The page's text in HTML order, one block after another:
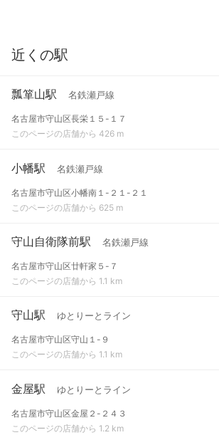
近くの駅
瓢箪山駅 名鉄瀬戸線
名古屋市守山区長栄１５-１７
このページの店舗から 426 m
小幡駅 名鉄瀬戸線
名古屋市守山区小幡南１-２１-２１
このページの店舗から 625 m
守山自衛隊前駅 名鉄瀬戸線
名古屋市守山区廿軒家５-７
このページの店舗から 1.1 km
守山駅 ゆとりーとライン
名古屋市守山区守山１-９
このページの店舗から 1.1 km
金屋駅 ゆとりーとライン
名古屋市守山区金屋２-２４３
このページの店舗から 1.2 km